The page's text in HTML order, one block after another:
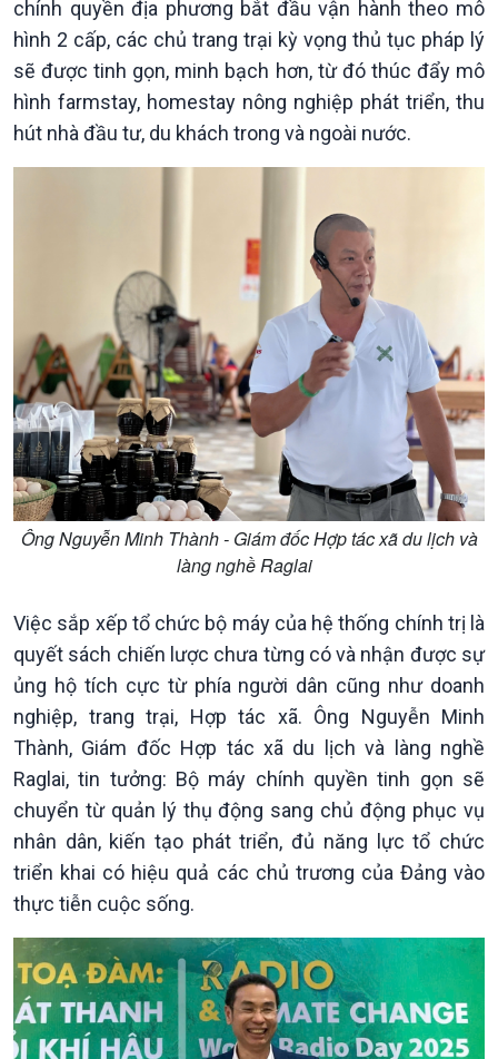
Xã hội
Tin Đời sống & Xã hội
360 độ Sức khỏe
Chuyển đổi Xanh
Tài nguyên và Môi trường
Xã hội chuyển động
Bước chân đến trường
Khoa học & Công nghệ
Tin Khoa học & Công nghệ
Kết nối công nghệ
Sống chung với biến đổi
khí hậu
chính quyền địa phương bắt đầu vận hành theo mô
hình 2 cấp, các chủ trang trại kỳ vọng thủ tục pháp lý
sẽ được tinh gọn, minh bạch hơn, từ đó thúc đẩy mô
hình farmstay, homestay nông nghiệp phát triển, thu
hút nhà đầu tư, du khách trong và ngoài nước.
Ông Nguyễn Minh Thành - Giám đốc Hợp tác xã du lịch và
làng nghề Raglai
Việc sắp xếp tổ chức bộ máy của hệ thống chính trị là
quyết sách chiến lược chưa từng có và nhận được sự
ủng hộ tích cực từ phía người dân cũng như doanh
nghiệp, trang trại, Hợp tác xã. Ông Nguyễn Minh
Thành, Giám đốc Hợp tác xã du lịch và làng nghề
Raglai, tin tưởng: Bộ máy chính quyền tinh gọn sẽ
chuyển từ quản lý thụ động sang chủ động phục vụ
nhân dân, kiến tạo phát triển, đủ năng lực tổ chức
triển khai có hiệu quả các chủ trương của Đảng vào
thực tiễn cuộc sống.